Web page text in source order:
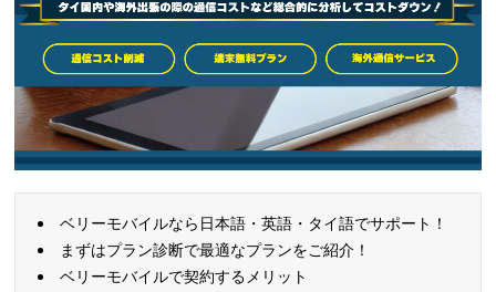
ベリーモバイルなら日本語・英語・タイ語でサポート！
まずはプラン診断で最適なプランをご紹介！
ベリーモバイルで契約するメリット